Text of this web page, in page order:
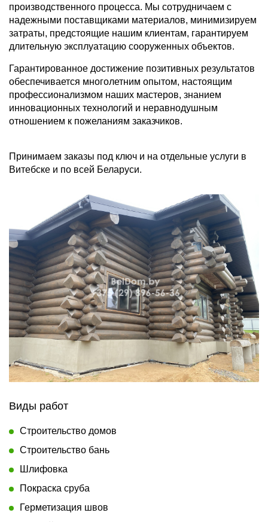
производственного процесса. Мы сотрудничаем с
надежными поставщиками материалов, минимизируем
затраты, предстоящие нашим клиентам, гарантируем
длительную эксплуатацию сооруженных объектов.
Гарантированное достижение позитивных результатов
обеспечивается многолетним опытом, настоящим
профессионализмом наших мастеров, знанием
инновационных технологий и неравнодушным
отношением к пожеланиям заказчиков.
Принимаем заказы под ключ и на отдельные услуги в
Витебске и по всей Беларуси.
Виды работ
Строительство домов
Строительство бань
Шлифовка
Покраска сруба
Герметизация швов